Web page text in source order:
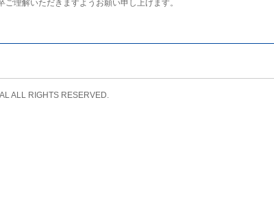
理解いただきますようお願い申し上げます。